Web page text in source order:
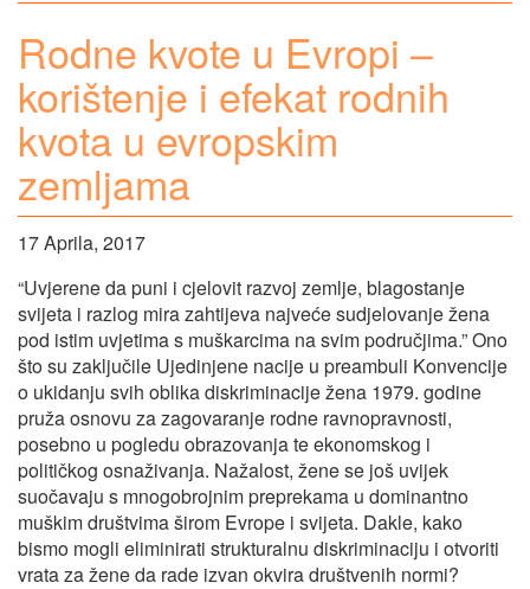
Rodne kvote u Evropi –
korištenje i efekat rodnih
kvota u evropskim
zemljama
17 Aprila, 2017
“Uvjerene da puni i cjelovit razvoj zemlje, blagostanje
svijeta i razlog mira zahtijeva najveće sudjelovanje žena
pod istim uvjetima s muškarcima na svim područjima.” Ono
što su zaključile Ujedinjene nacije u preambuli Konvencije
o ukidanju svih oblika diskriminacije žena 1979. godine
pruža osnovu za zagovaranje rodne ravnopravnosti,
posebno u pogledu obrazovanja te ekonomskog i
političkog osnaživanja. Nažalost, žene se još uvijek
suočavaju s mnogobrojnim preprekama u dominantno
muškim društvima širom Evrope i svijeta. Dakle, kako
bismo mogli eliminirati strukturalnu diskriminaciju i otvoriti
vrata za žene da rade izvan okvira društvenih normi?